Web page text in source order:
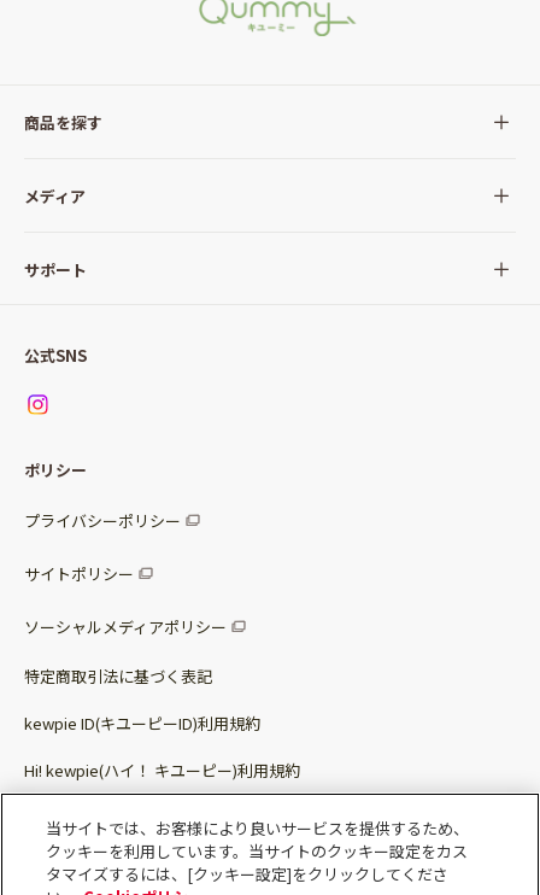
商品を探す
全ての商品
サラダ
パッケージサラダ
惣菜サラダ
調味料
ベビー・幼児食
その他（カレーなど）
メディア
Qummy(キユーミー)について
サポート
お問い合わせ
公式SNS
ポリシー
プライバシーポリシー
サイトポリシー
ソーシャルメディアポリシー
特定商取引法に基づく表記
kewpie ID(キユーピーID)利用規約
Hi! kewpie(ハイ！ キユーピー)利用規約
Qummy(キユーミー)利用規約​
当サイトでは、お客様により良いサービスを提供するため、
クッキーを利用しています。当サイトのクッキー設定をカス
タマイズするには、[クッキー設定]をクリックしてくださ